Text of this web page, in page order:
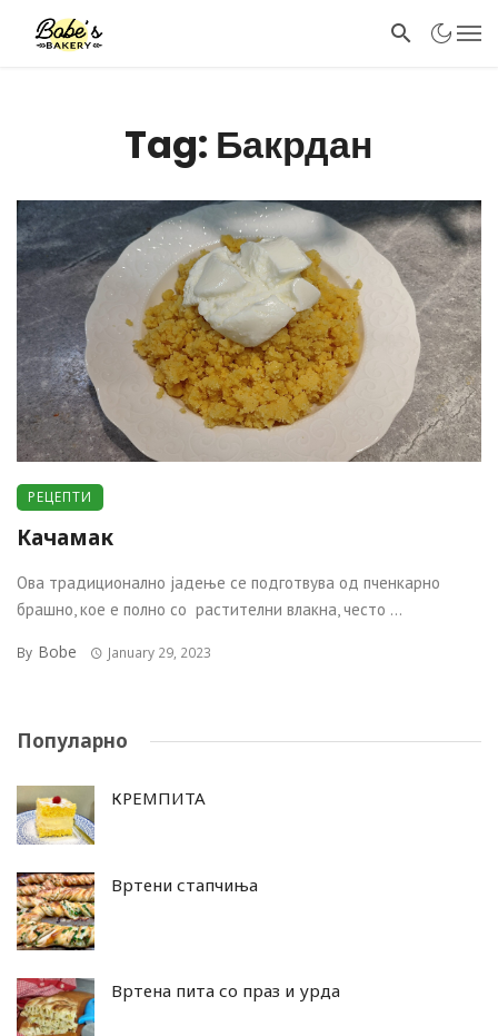
Tag: Бакрдан
РЕЦЕПТИ
Качамак
Ова традиционално јадење се подготвува од пченкарно
брашно, кое е полно со растителни влакна, често ...
By Bobe January 29, 2023
Популарно
КРЕМПИТА
Вртени стапчиња
Вртена пита со праз и урда